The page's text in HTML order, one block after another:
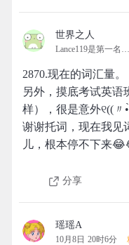
世界之人
Lance119是第一名的拓团
2870.现在的词汇量。
另外，摸底考试英语
样），很是意外୧((〃
谢谢托词，现在我见
儿，根本停不下来
分享
瑶瑶A
10月8日 20时6分